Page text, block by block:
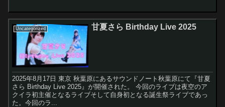
Uncategorized 甘夏さら Birthday Live 2025
2025年8月17日 東京 秋葉原にあるサウンドノート秋葉原にて『甘夏
さら Birthday Live 2025』が開催された。 今回のライブは夜空のア
クイラ初主催となるライブそして自身初となる誕生祭ライブであっ
た。今回のラ...